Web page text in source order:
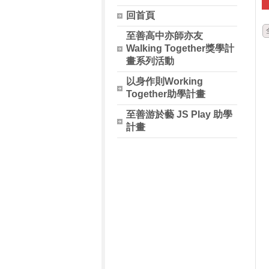
回首頁
至善高中亦師亦友
Walking Together獎學計
畫系列活動
以身作則Working
Together助學計畫
至善游於藝 JS Play 助學
計畫